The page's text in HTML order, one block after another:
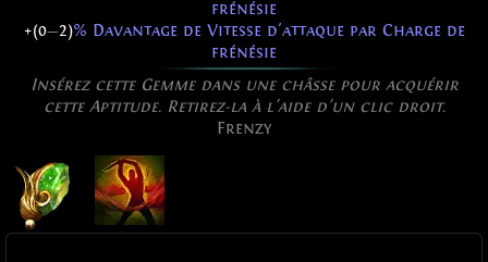
frénésie
+(0—2)% Davantage de Vitesse d'attaque par Charge de
frénésie
Insérez cette Gemme dans une châsse pour acquérir
cette Aptitude. Retirez-la à l'aide d'un clic droit.
Frenzy